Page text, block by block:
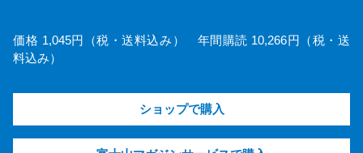
価格 1,045円（税・送料込み） 年間購読 10,266円（税・送
料込み）
ショップで購入